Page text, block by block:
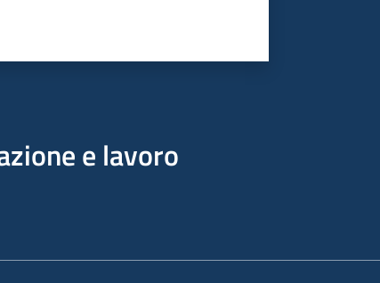
e lavoro